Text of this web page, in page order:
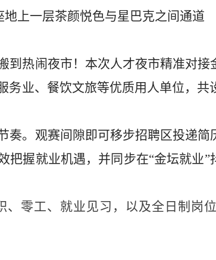
上一层茶颜悦色与星巴克之间通道
到热闹夜市！本次人才夜市精准对接
务业、餐饮文旅等优质用人单位，共
奏。观赛间隙即可移步招聘区投递简
把握就业机遇，并同步在“金坛就业”
、零工、就业见习，以及全日制岗